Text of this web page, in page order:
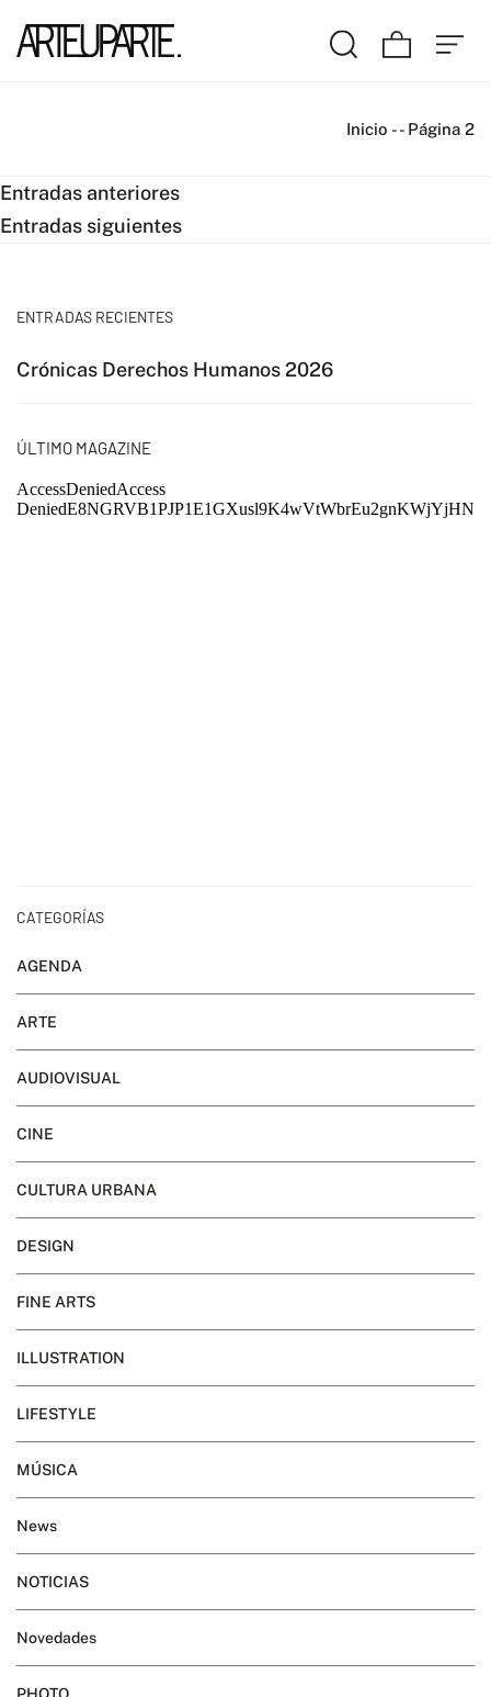
Inicio -- Página 2
Navegación
de
Entradas anteriores
Entradas siguientes
ENTRADAS RECIENTES
Crónicas Derechos Humanos 2026
ÚLTIMO MAGAZINE
CATEGORÍAS
AGENDA
ARTE
AUDIOVISUAL
CINE
CULTURA URBANA
DESIGN
FINE ARTS
ILLUSTRATION
LIFESTYLE
MÚSICA
News
NOTICIAS
Novedades
PHOTO